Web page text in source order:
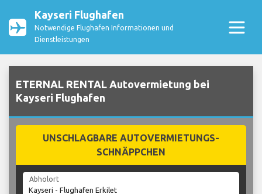
Kayseri Flughafen
Notwendige Flughafen Informationen und
Dienstleistungen
ETERNAL RENTAL Autovermietung bei
Kayseri Flughafen
UNSCHLAGBARE AUTOVERMIETUNGS-
SCHNÄPPCHEN
Abholort